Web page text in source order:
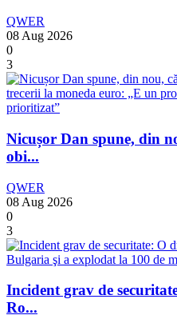
QWER
08 Aug 2026
0
3
Nicușor Dan spune, din
obi...
QWER
08 Aug 2026
0
3
Incident grav de
Ro...